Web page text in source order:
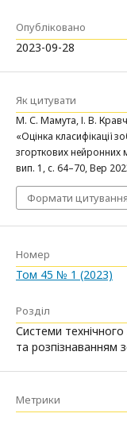
Опубліковано
2023-09-28
Як цитувати
М. С. Мамута, І. В.
«Оцінка класифікації
згорткових нейронних
вип. 1, с. 64–70, Вер
Формати цитування
Номер
Том 45 № 1 (2023)
Розділ
Системи
та розпізнаванням
Метрики